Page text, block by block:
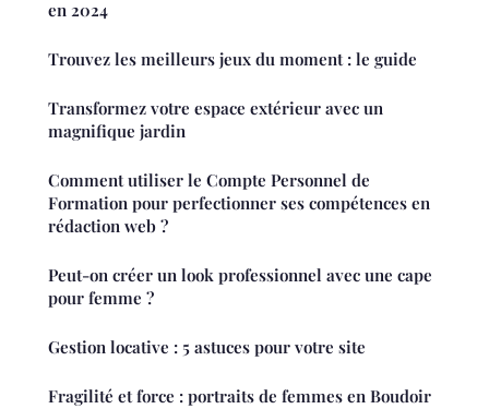
en 2024
Trouvez les meilleurs jeux du moment : le guide
Transformez votre espace extérieur avec un
magnifique jardin
Comment utiliser le Compte Personnel de
Formation pour perfectionner ses compétences en
rédaction web ?
Peut-on créer un look professionnel avec une cape
pour femme ?
Gestion locative : 5 astuces pour votre site
Fragilité et force : portraits de femmes en Boudoir